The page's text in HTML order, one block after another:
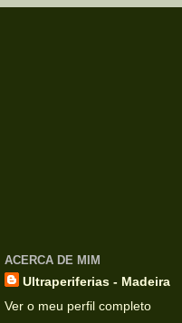
ACERCA DE MIM
Ultraperiferias - Madeira
Ver o meu perfil completo